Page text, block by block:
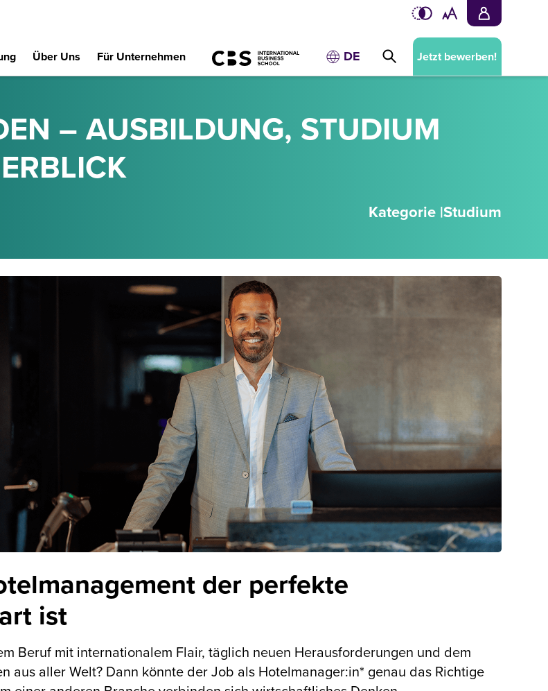
Über Uns Für Unternehmen DE Jetzt bewerben!
– AUSBILDUNG, STUDIUM
Kategorie |Studium
der perfekte
ist
Beruf mit internationalem Flair, täglich neuen Herausforderungen und dem
aus aller Welt? Dann könnte der Job als Hotelmanager:in* genau das Richtige